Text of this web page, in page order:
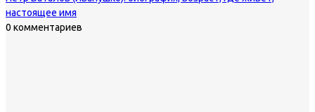
настоящее имя
0 комментариев